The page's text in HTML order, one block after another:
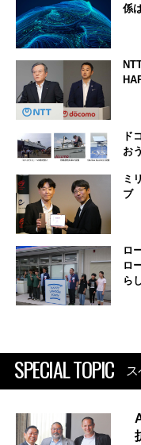
係
ド
お
ミ
ブ
ロ
ロ
ら
SPECIAL TOPIC